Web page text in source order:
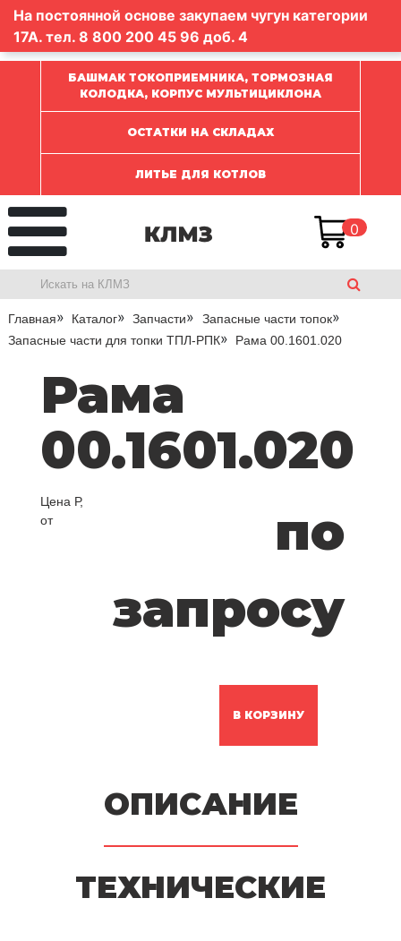
На постоянной основе закупаем чугун категории
17А. тел. 8 800 200 45 96 доб. 4
БАШМАК ТОКОПРИЕМНИКА, ТОРМОЗНАЯ
КОЛОДКА, КОРПУС МУЛЬТИЦИКЛОНА
ОСТАТКИ НА СКЛАДАХ
ЛИТЬЕ ДЛЯ КОТЛОВ
0
Главная Каталог Запчасти
Запасные части топок
Запасные части для топки ТПЛ-РПК
Рама 00.1601.020
Рама
00.1601.020
Цена Р,
от
по
запросу
В КОРЗИНУ
ОПИСАНИЕ
ТЕХНИЧЕСКИЕ